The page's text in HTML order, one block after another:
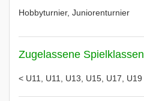
Hobbyturnier, Juniorenturnier
Zugelassene Spielklassen
< U11, U11, U13, U15, U17, U19